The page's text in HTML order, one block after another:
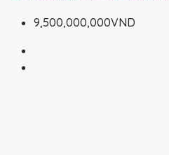
9,500,000,000VND